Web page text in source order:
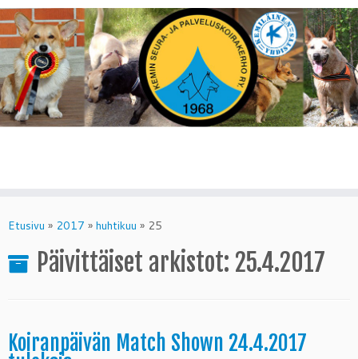
toEtusivu » 2017 » huhtikuu » 25
Päivittäiset arkistot: 25.4.2017
Koiranpäivän Match Shown 24.4.2017